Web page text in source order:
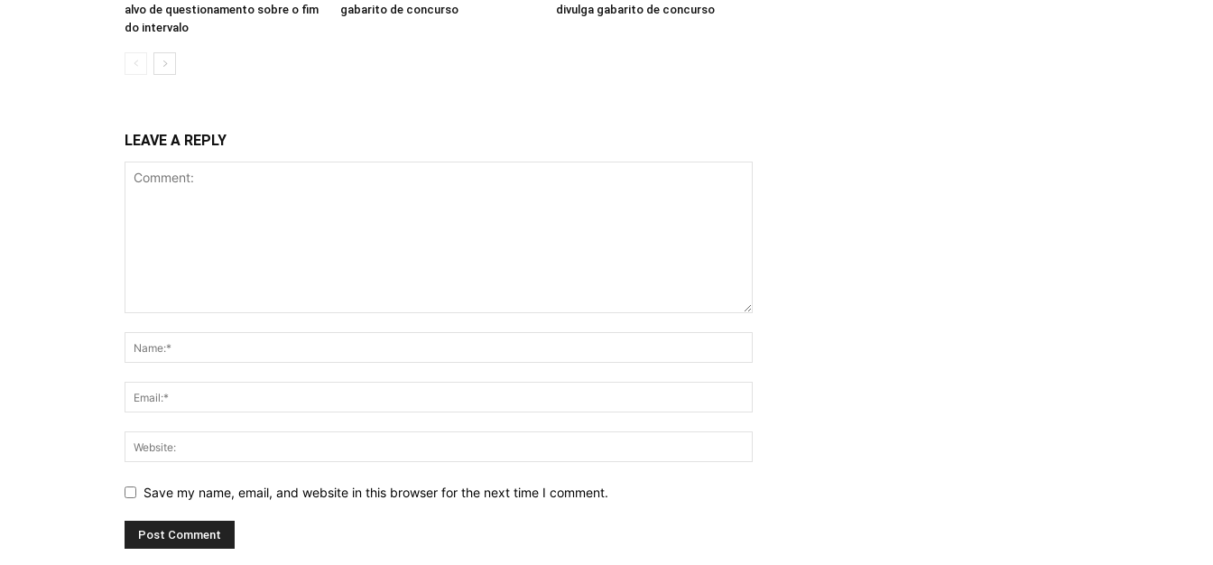
alvo de questionamento sobre o fim
do intervalo
gabarito de concurso
divulga gabarito de concurso
LEAVE A REPLY
Save my name, email, and website in this browser for the next time I comment.